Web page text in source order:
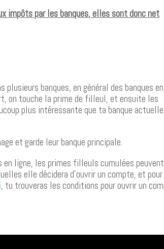
impôts par les banques, elles sont donc net
banques, en général des banques en
on touche la prime de filleul, et ensuite les
plus intéressante que ta banque
et garde leur banque principale.
en ligne, les primes filleuls cumulées peuvent
elle décidera d’ouvrir un compte, et
, tu trouveras les conditions pour ouvrir un